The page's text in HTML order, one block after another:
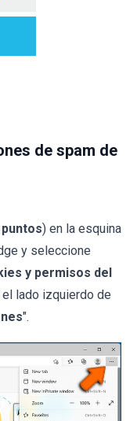
de spam de
) en la esquina
y seleccione
y permisos del
el lado izquierdo de
".